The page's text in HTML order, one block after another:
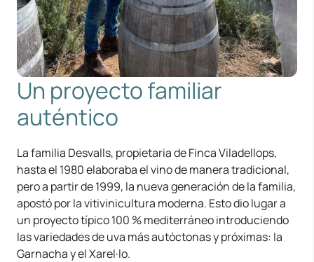
Un proyecto familiar
auténtico
La familia Desvalls, propietaria de Finca Viladellops,
hasta el 1980 elaboraba el vino de manera tradicional,
pero a partir de 1999, la nueva generación de la familia,
apostó por la vitivinicultura moderna. Esto dio lugar a
un proyecto típico 100 % mediterráneo introduciendo
las variedades de uva más autóctonas y próximas: la
Garnacha y el Xarel·lo.